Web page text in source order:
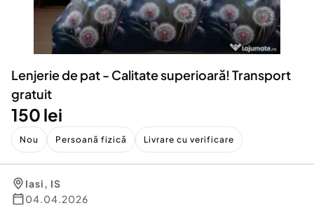
Servicii
Animale de companie
Afaceri și echipamente profesionale
Inchiriere Bunuri si Vehicule
Utilaje agricole si industriale
Piese auto si accesorii
Dacia Duster
Lenjerie de pat - Calitate superioară! Transport
gratuit
150 lei
Nou Persoană fizică Livrare cu verificare
Iasi, IS
04.04.2026